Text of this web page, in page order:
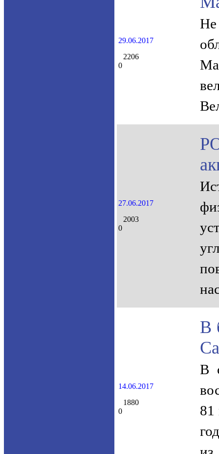
29.06.2017
2206
0
Не
27.06.2017
2003
0
14.06.2017
1880
0
В
В
81